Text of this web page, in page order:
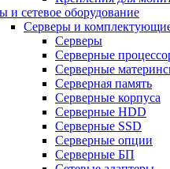
и сетевое оборудование
Серверы и
Серверы
Серверные
Серверные
Серверная память
Серверные корпуса
Серверные HDD
Серверные SSD
Серверные опции
Серверные БП